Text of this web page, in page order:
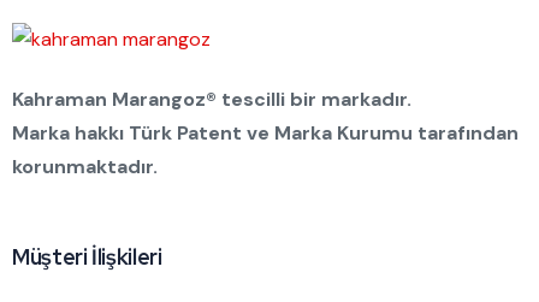
Kahraman Marangoz® tescilli bir markadır.
Marka hakkı Türk Patent ve Marka Kurumu tarafından
korunmaktadır.
Müşteri İlişkileri